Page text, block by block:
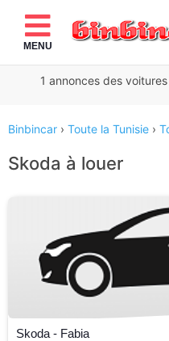
MENU
1 annonces des
Binbincar › Toute la Tunisie ›
Skoda à louer
Skoda - Fabia